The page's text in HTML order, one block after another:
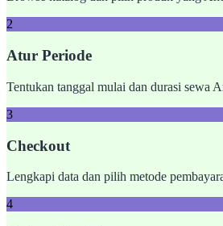
2
Atur Periode
Tentukan tanggal mulai dan durasi sewa
3
Checkout
Lengkapi data dan pilih metode
4